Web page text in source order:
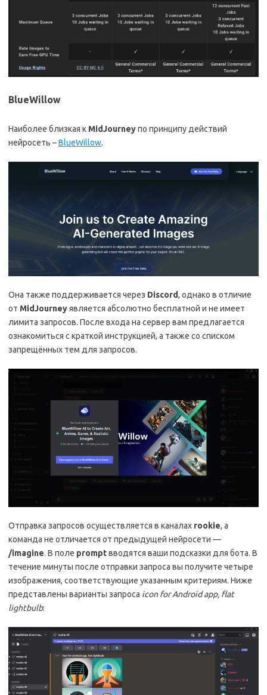
BlueWillow
Наиболее близкая к MidJourneyпо принципу действий
нейросеть –BlueWillow.
Она также поддерживается через Discord, однако в отличие
от MidJourneyявляется абсолютно бесплатной и не имеет
лимита запросов. После входа на сервер вам предлагается
ознакомиться с краткой инструкцией, а также со списком
запрещённых тем для запросов.
Отправка запросов осуществляется в каналах rookie, а
команда не отличается от предыдущей нейросети —
/imagine. В поле promptвводятся ваши подсказки для бота. В
течение минуты после отправки запроса вы получите четыре
изображения, соответствующие указанным критериям. Ниже
представлены варианты запроса icon for Android app, flat
lightbulb: